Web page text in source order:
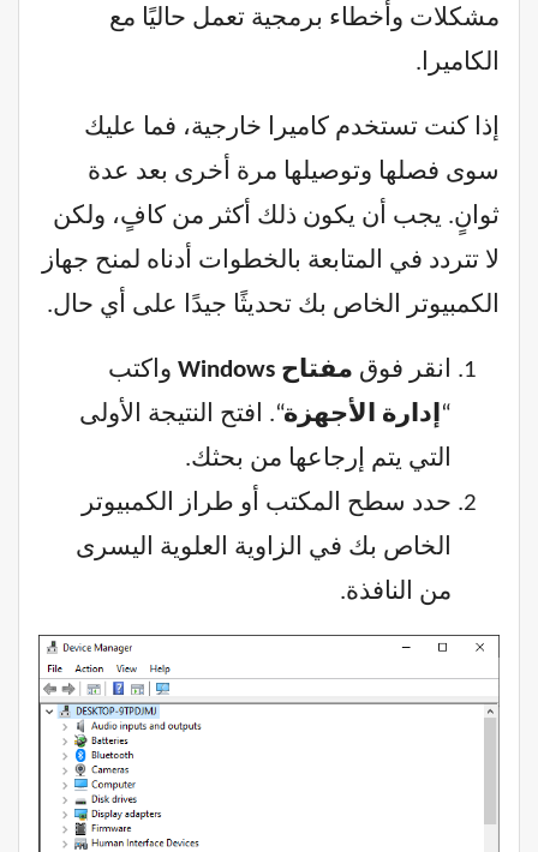
مشكلات وأخطاء برمجية تعمل حاليًا مع
الكاميرا.
إذا كنت تستخدم كاميرا خارجية، فما عليك
سوى فصلها وتوصيلها مرة أخرى بعد عدة
ثوانٍ. يجب أن يكون ذلك أكثر من كافٍ، ولكن
لا تتردد في المتابعة بالخطوات أدناه لمنح جهاز
الكمبيوتر الخاص بك تحديثًا جيدًا على أي حال.
انقر فوق مفتاح Windows
واكتب
“إدارة الأجهزة“. افتح النتيجة الأولى
التي يتم إرجاعها من بحثك.
حدد سطح المكتب أو طراز الكمبيوتر
الخاص بك في الزاوية العلوية اليسرى
من النافذة.